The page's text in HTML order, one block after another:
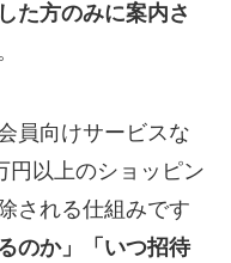
た方のみに案内さ
員向けサービスな
円以上のショッピン
される仕組みです
のか」「いつ招待